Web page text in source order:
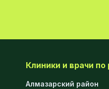
Стационар
Клиники и врачи
Алмазарский район